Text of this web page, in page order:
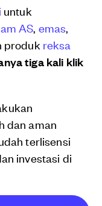
untuk
AS, emas,
produk reksa
tiga kali klik
dan aman
terlisensi
investasi di